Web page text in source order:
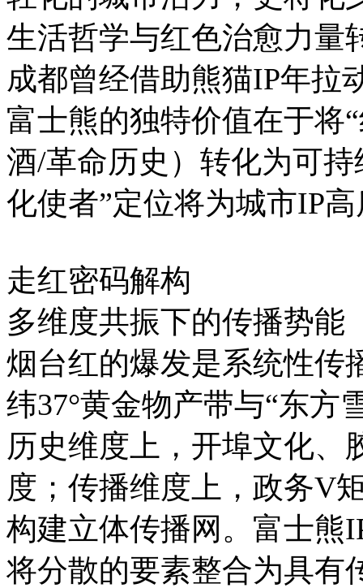
生活哲学与红色治愈力量
成都曾经借助熊猫IP年拉
富士熊的独特价值在于将
酒/革命历史）转化为可
化使者”定位将为城市IP
走红密码解构
多维度共振下的传播势能
烟台红的爆发是系统性传
纬37°黄金物产带与“东方
历史维度上，开埠文化、
度；传播维度上，政务V
构建立体传播网。富士熊
将分散的要素整合为具有